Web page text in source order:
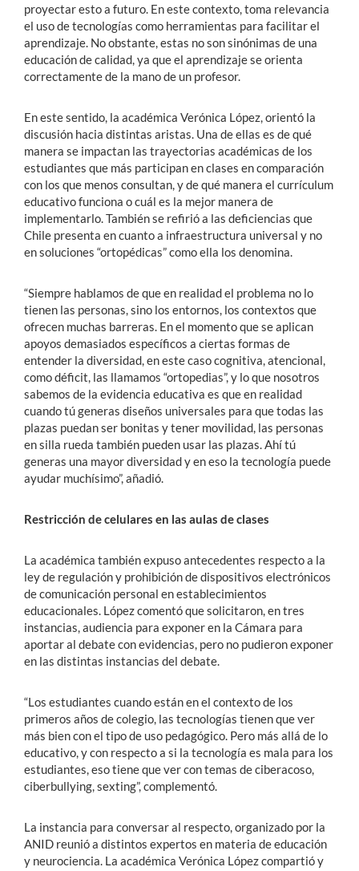
proyectar esto a futuro. En este contexto, toma relevancia
el uso de tecnologías como herramientas para facilitar el
aprendizaje. No obstante, estas no son sinónimas de una
educación de calidad, ya que el aprendizaje se orienta
correctamente de la mano de un profesor.
En este sentido, la académica Verónica López, orientó la
discusión hacia distintas aristas. Una de ellas es de qué
manera se impactan las trayectorias académicas de los
estudiantes que más participan en clases en comparación
con los que menos consultan, y de qué manera el currículum
educativo funciona o cuál es la mejor manera de
implementarlo. También se refirió a las deficiencias que
Chile presenta en cuanto a infraestructura universal y no
en soluciones “ortopédicas” como ella los denomina.
“Siempre hablamos de que en realidad el problema no lo
tienen las personas, sino los entornos, los contextos que
ofrecen muchas barreras. En el momento que se aplican
apoyos demasiados específicos a ciertas formas de
entender la diversidad, en este caso cognitiva, atencional,
como déficit, las llamamos “ortopedias”, y lo que nosotros
sabemos de la evidencia educativa es que en realidad
cuando tú generas diseños universales para que todas las
plazas puedan ser bonitas y tener movilidad, las personas
en silla rueda también pueden usar las plazas. Ahí tú
generas una mayor diversidad y en eso la tecnología puede
ayudar muchísimo”, añadió.
Restricción de celulares en las aulas de clases
La académica también expuso antecedentes respecto a la
ley de regulación y prohibición de dispositivos electrónicos
de comunicación personal en establecimientos
educacionales. López comentó que solicitaron, en tres
instancias, audiencia para exponer en la Cámara para
aportar al debate con evidencias, pero no pudieron exponer
en las distintas instancias del debate.
“Los estudiantes cuando están en el contexto de los
primeros años de colegio, las tecnologías tienen que ver
más bien con el tipo de uso pedagógico. Pero más allá de lo
educativo, y con respecto a si la tecnología es mala para los
estudiantes, eso tiene que ver con temas de ciberacoso,
ciberbullying, sexting”, complementó.
La instancia para conversar al respecto, organizado por la
ANID reunió a distintos expertos en materia de educación
y neurociencia. La académica Verónica López compartió y